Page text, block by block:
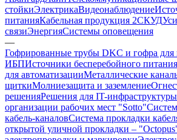
стойкиЭлектрикаВидеонаблюдение
питанияКабельная продукция 2СКУД
связиЭнергияСистемы оповещения
—
Гофрированные трубы DKC и гофра для
ИБПИсточники бесперебойного питания
для автоматизацииМеталлические
щиткиМолниезащита и заземление
решенияРешения для IT-инфраструктуры
организации рабочих мест "Sotto"
кабель-каналовСистема прокладки
открытой уличной прокладки –